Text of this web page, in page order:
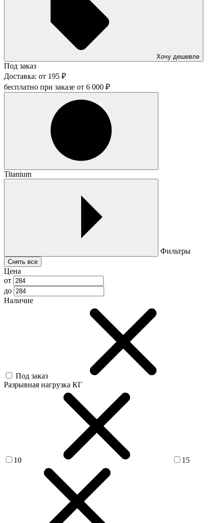
Хочу дешевле
Под заказ
Доставка: от 195 ₽
бесплатно при заказе от 6 000 ₽
Titanium
Фильтры
Снять все
Цена
от
до
Наличие
Под заказ
Разрывная нагрузка КГ
10 15